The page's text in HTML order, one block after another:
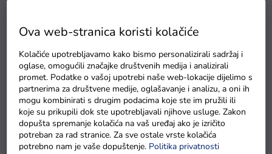
Ova web-stranica koristi kolačiće
Kolačiće upotrebljavamo kako bismo personalizirali sadržaj i
oglase, omogućili značajke društvenih medija i analizirali
promet. Podatke o vašoj upotrebi naše web-lokacije dijelimo s
partnerima za društvene medije, oglašavanje i analizu, a oni ih
mogu kombinirati s drugim podacima koje ste im pružili ili
koje su prikupili dok ste upotrebljavali njihove usluge. Zakon
dopušta spremanje kolačića na vaš uređaj ako je izričito
potreban za rad stranice. Za sve ostale vrste kolačića
potrebno nam je vaše dopuštenje. Politika privatnosti